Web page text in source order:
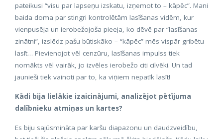
pateikusi “visu par lapseņu izskatu, izņemot to – kāpēc”. Mani
baida doma par stingri kontrolētām lasīšanas vidēm, kur
vienpusēja un ierobežojoša pieeja, ko dēvē par “lasīšanas
zinātni”, izslēdz pašu būtiskāko – “kāpēc” mēs vispār gribētu
lasīt… Pievienojot vēl cenzūru, lasīšanas impulss tiek
nomākts vēl vairāk, jo izvēles ierobežo citi cilvēki. Un tad
jaunieši tiek vainoti par to, ka viņiem nepatīk lasīt!
Kādi bija lielākie izaicinājumi, analizējot pētījuma
dalībnieku atmiņas un kartes?
Es biju sajūsmināta par karšu diapazonu un daudzveidību,